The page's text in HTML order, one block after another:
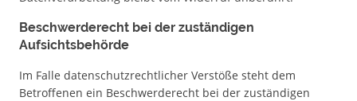
Beschwerderecht bei der zuständigen
Aufsichtsbehörde
Im Falle datenschutzrechtlicher Verstöße steht dem
Betroffenen ein Beschwerderecht bei der zuständigen